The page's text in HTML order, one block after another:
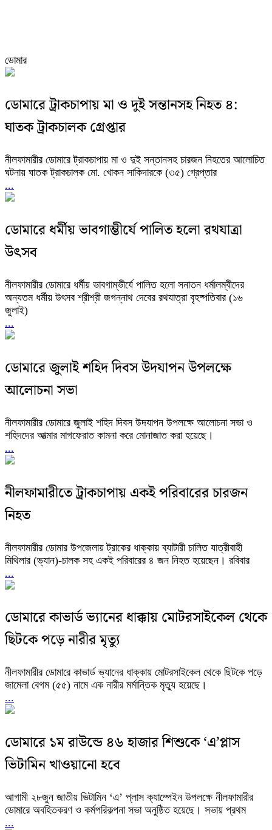
ডোমার
ডোমারে ট্রাকচাপায় মা ও দুই সন্তানসহ নিহত ৪:
ঘাতক ট্রাকচালক গ্রেপ্তার
নীলফামারীর ডোমারে ট্রাকচাপায় মা ও দুই সন্তানসহ চারজন নিহতের আলোচিত
ঘটনায় ঘাতক ট্রাকচালক মো. খোকন সাকিদারকে (৩৫) গ্রেপ্তার
...
ডোমারে ধর্মীয় ভাবগাম্ভীর্যে পালিত হলো রথযাত্রা
উৎসব
নীলফামারীর ডোমারে ধর্মীয় ভাবগাম্ভীর্যে পালিত হলো সনাতন ধর্মালম্বীদের
অন্যতম ধর্মীয় উৎসব শ্রীশ্রী জগন্নাথ দেবের রথযাত্রা বৃহষ্পতিবার (১৬
জুলাই)
...
ডোমারে জুলাই শহিদ দিবস উদযাপন উপলক্ষে
আলোচনা সভা
নীলফামারীর ডোমারে জুলাই শহিদ দিবস উদযাপন উপলক্ষে আলোচনা সভা ও
শহিদদের আত্মার মাগফেরাত কামনা করে মোনাজাত করা হয়েছে।
...
নীলফামারীতে ট্রাকচাপায় একই পরিবারের চারজন
নিহত
নীলফামারীর ডোমার উপজেলায় ট্রাকের ধাক্কায় ব্যাটারী চালিত যাত্রীবাহী
মিথিলার (ভ্যান)-চালক সহ একই পরিবারের ৪ জন নিহত হয়েছেন। রবিবার
...
ডোমারে কাভার্ড ভ্যানের ধাক্কায় মোটরসাইকেল থেকে
ছিটকে পড়ে নারীর মৃত্যু
নীলফামারীর ডোমারে কাভার্ড ভ্যানের ধাক্কায় মোটরসাইকেল থেকে ছিটকে পড়ে
জামেলা বেগম (৫৫) নামে এক নারীর মর্মান্তিক মৃত্যু হয়েছে।
...
ডোমারে ১ম রাউন্ডে ৪৬ হাজার শিশুকে ‘এ’প্লাস
ভিটামিন খাওয়ানো হবে
আগামী ২৮জুন জাতীয় ভিটামিন ‘এ’ প্লাস ক্যাম্পেইন উপলক্ষে নীলফামারীর
ডোমারে অবহিতকরণ ও কর্মপরিকল্পনা সভা অনুষ্ঠিত হয়েছে। সভায় প্রথম
...